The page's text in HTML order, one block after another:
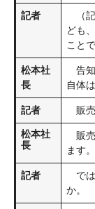
記者
（記
ども
こと
松本社
長
告知
自体
記者 販売
松本社
長
販売
ます。
記者
では
か。